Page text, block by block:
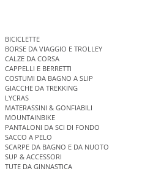
BICICLETTE
BORSE DA VIAGGIO E TROLLEY
CALZE DA CORSA
CAPPELLI E BERRETTI
COSTUMI DA BAGNO A SLIP
GIACCHE DA TREKKING
LYCRAS
MATERASSINI & GONFIABILI
MOUNTAINBIKE
PANTALONI DA SCI DI FONDO
SACCO A PELO
SCARPE DA BAGNO E DA NUOTO
SUP & ACCESSORI
TUTE DA GINNASTICA